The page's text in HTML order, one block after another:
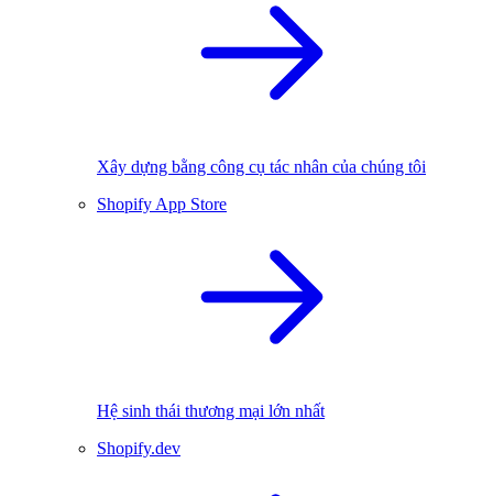
Xây dựng bằng công cụ tác nhân của chúng tôi
Shopify App Store
Hệ sinh thái thương mại lớn nhất
Shopify.dev